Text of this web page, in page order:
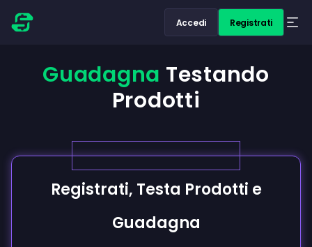
Accedi Registrati
Guadagna Testando
Prodotti
Registrati, Testa Prodotti e
Guadagna